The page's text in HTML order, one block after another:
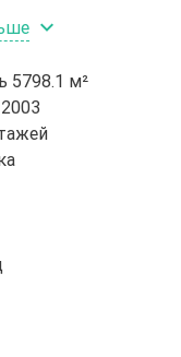
5798.1 м²
2003